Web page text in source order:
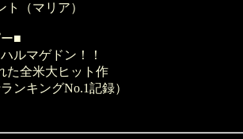
（マリア）
■
ルマゲドン！！
た全米大ヒット作
ンキングNo.1記録）